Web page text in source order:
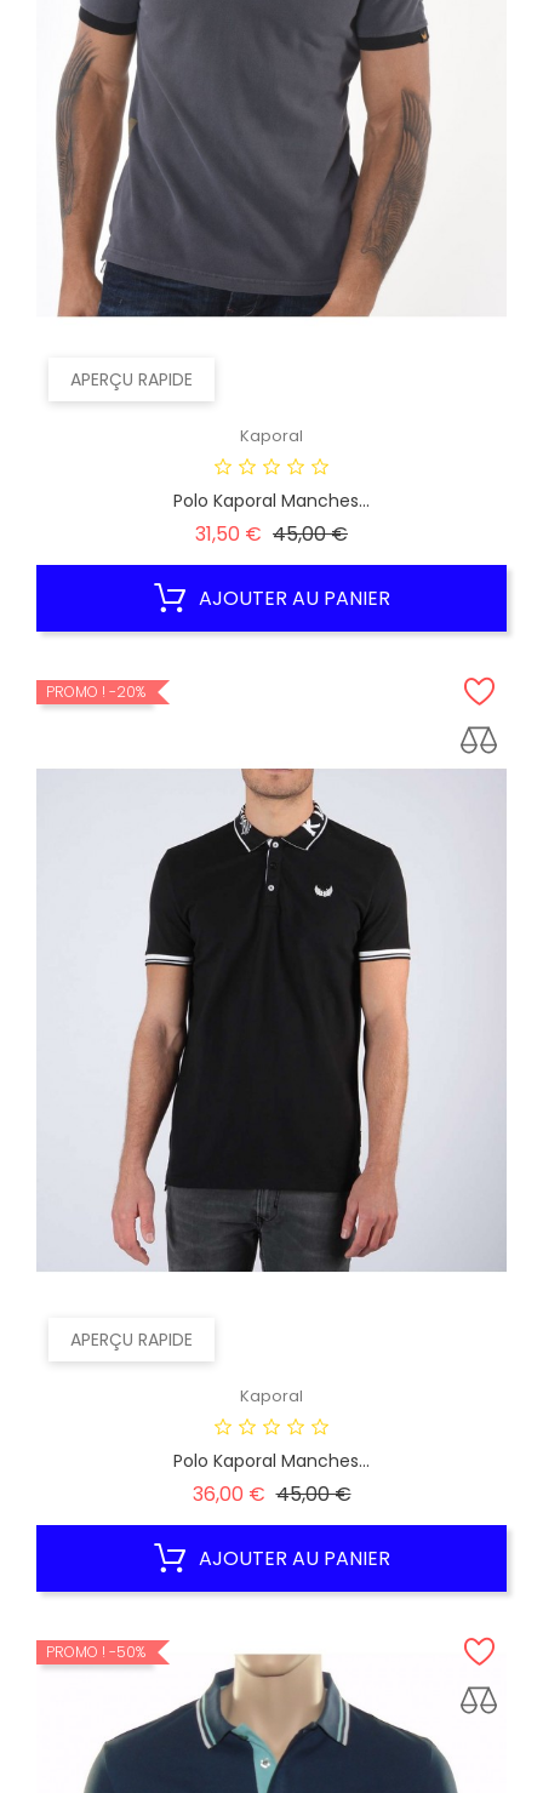
APERÇU RAPIDE
Kaporal
Polo Kaporal Manches...
31,50 € Prix
45,00 €Prix
AJOUTER AU PANIER
APERÇU RAPIDE
PROMO ! -20%
Kaporal
Polo Kaporal Manches...
36,00 € Prix
45,00 €Prix
AJOUTER AU PANIER
PROMO ! -50%